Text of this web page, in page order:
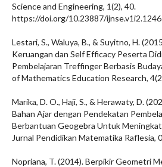
Science and Engineering, 1(2), 40.
https://doi.org/10.23887/
Lestari, S., Waluya, B., & Suyitno, H.
Keruangan dan Self Efficacy Peserta
Pembelajaran Treffinger Berbasis
of Mathematics Education Research,
Marika, D. O., Haji, S., & Herawaty, D.
Bahan Ajar dengan Pendekatan
Berbantuan Geogebra Untuk
Jurnal Pendidikan Matematika Raflesia,
Nopriana, T. (2014). Berpikir Geometri